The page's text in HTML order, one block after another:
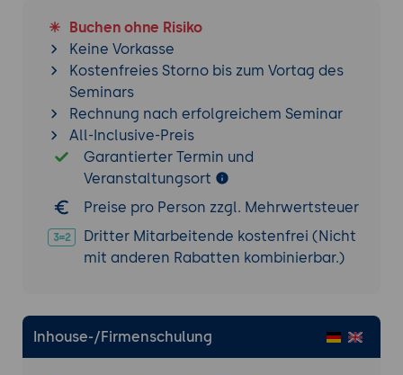
Produktkarte mit Mobile-First-Ansatz
Bonus: Implementierung einer
progressiven Bilderkomponente
Buchen ohne Risiko
Keine Vorkasse
Kostenfreies Storno bis zum Vortag des
Seminars
Rechnung nach erfolgreichem Seminar
All-Inclusive-Preis
Garantierter Termin und
Veranstaltungsort
Preise pro Person zzgl. Mehrwertsteuer
Dritter Mitarbeitende kostenfrei (Nicht
mit anderen Rabatten kombinierbar.)
Inhouse-/Firmenschulung